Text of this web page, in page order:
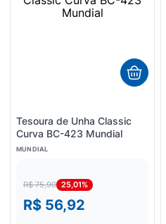
Tesoura de Unha Classic
Curva BC-423 Mundial
MUNDIAL
R$ 75,90 25,01%
R$ 56,92